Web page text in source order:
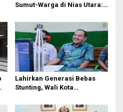
Sumut-Warga di Nias Utara:
Akhirnya Diperbaiki
Lahirkan Generasi Bebas
Stunting, Wali Kota
Optimalisasi SP3 Catin